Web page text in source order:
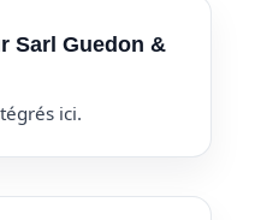
Sarl Guedon &
ici.